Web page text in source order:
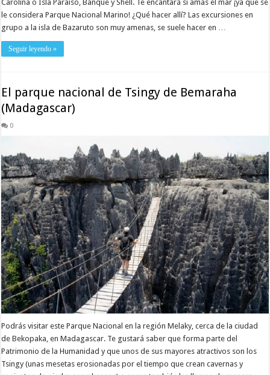
Carolina o Isla Paraíso, Banque y Shell. Te encantará si amas el mar ¡ya que se
le considera Parque Nacional Marino! ¿Qué hacer allí? Las excursiones en
grupo a la isla de Bazaruto son muy amenas, se suele hacer en …
Seguir leyendo »
El parque nacional de Tsingy de Bemaraha
(Madagascar)
0
Podrás visitar este Parque Nacional en la región Melaky, cerca de la ciudad
de Bekopaka, en Madagascar. Te gustará saber que forma parte del
Patrimonio de la Humanidad y que unos de sus mayores atractivos son los
Tsingy (unas mesetas erosionadas por el tiempo que crean cavernas y